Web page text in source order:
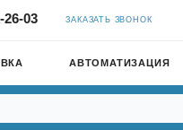
26-03 ЗАКАЗАТЬ ЗВОНОК
АВТОМАТИЗАЦИЯ